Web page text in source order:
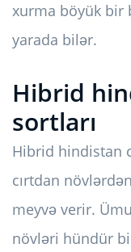
xurma böyük bir
yarada bilər.
Hibrid
sortları
Hibrid hindistan
cırtdan
meyvə verir.
növləri hündür